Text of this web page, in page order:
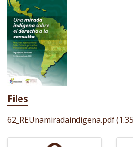
Files
62_REUnamiradaindigena.pdf